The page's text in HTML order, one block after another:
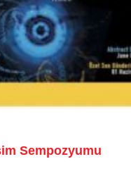
Sempozyumu